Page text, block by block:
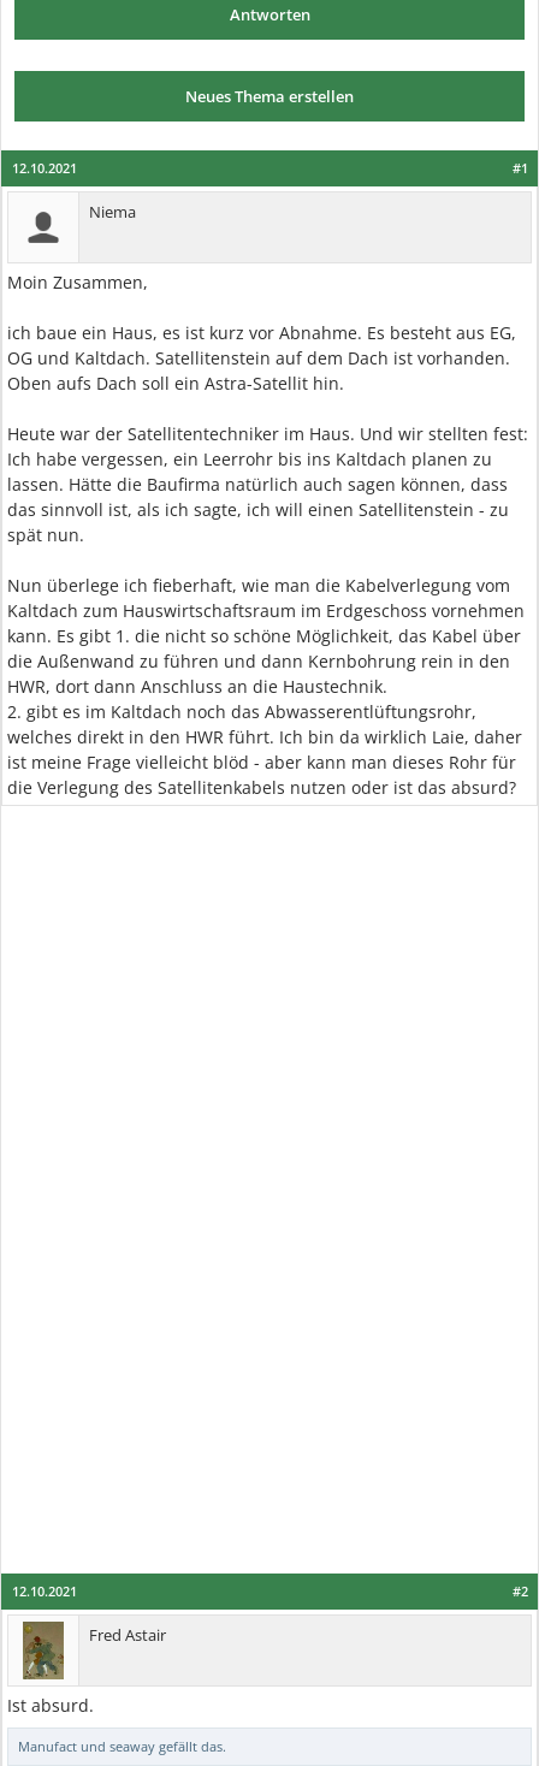
Antworten
Neues Thema erstellen
#1
12.10.2021
Niema
Moin Zusammen,
ich baue ein Haus, es ist kurz vor Abnahme. Es besteht aus EG,
OG und Kaltdach. Satellitenstein auf dem Dach ist vorhanden.
Oben aufs Dach soll ein Astra-Satellit hin.
Heute war der Satellitentechniker im Haus. Und wir stellten fest:
Ich habe vergessen, ein Leerrohr bis ins Kaltdach planen zu
lassen. Hätte die Baufirma natürlich auch sagen können, dass
das sinnvoll ist, als ich sagte, ich will einen Satellitenstein - zu
spät nun.
Nun überlege ich fieberhaft, wie man die Kabelverlegung vom
Kaltdach zum Hauswirtschaftsraum im Erdgeschoss vornehmen
kann. Es gibt 1. die nicht so schöne Möglichkeit, das Kabel über
die Außenwand zu führen und dann Kernbohrung rein in den
HWR, dort dann Anschluss an die Haustechnik.
2. gibt es im Kaltdach noch das Abwasserentlüftungsrohr,
welches direkt in den HWR führt. Ich bin da wirklich Laie, daher
ist meine Frage vielleicht blöd - aber kann man dieses Rohr für
die Verlegung des Satellitenkabels nutzen oder ist das absurd?
#2
12.10.2021
Fred Astair
Ist absurd.
Manufact und seaway gefällt das.